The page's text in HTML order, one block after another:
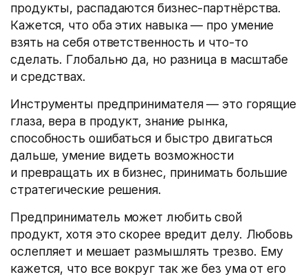
продукты, распадаются бизнес-партнёрства.
Кажется, что оба этих навыка — про умение
взять на себя ответственность и что-то
сделать. Глобально да, но разница в масштабе
и средствах.
Инструменты предпринимателя — это горящие
глаза, вера в продукт, знание рынка,
способность ошибаться и быстро двигаться
дальше, умение видеть возможности
и превращать их в бизнес, принимать большие
стратегические решения.
Предприниматель может любить свой
продукт, хотя это скорее вредит делу. Любовь
ослепляет и мешает размышлять трезво. Ему
кажется, что все вокруг так же без ума от его